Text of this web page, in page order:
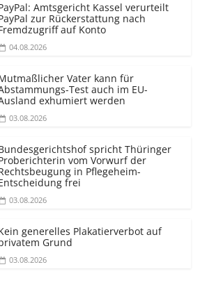
Amtsgericht Kassel verurteilt
zur Rückerstattung nach
auf Konto
04.08.2026
Vater kann für
Test auch im EU-
exhumiert werden
03.08.2026
spricht Thüringer
vom Vorwurf der
in Pflegeheim-
frei
03.08.2026
generelles Plakatierverbot auf
Grund
03.08.2026